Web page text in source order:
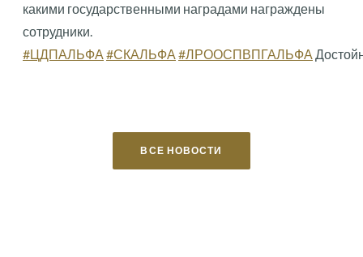
какими государственными наградами награждены
сотрудники.
#ЦДПАЛЬФА #СКАЛЬФА #ЛРООСПВПГАЛЬФА
ВСЕ НОВОСТИ